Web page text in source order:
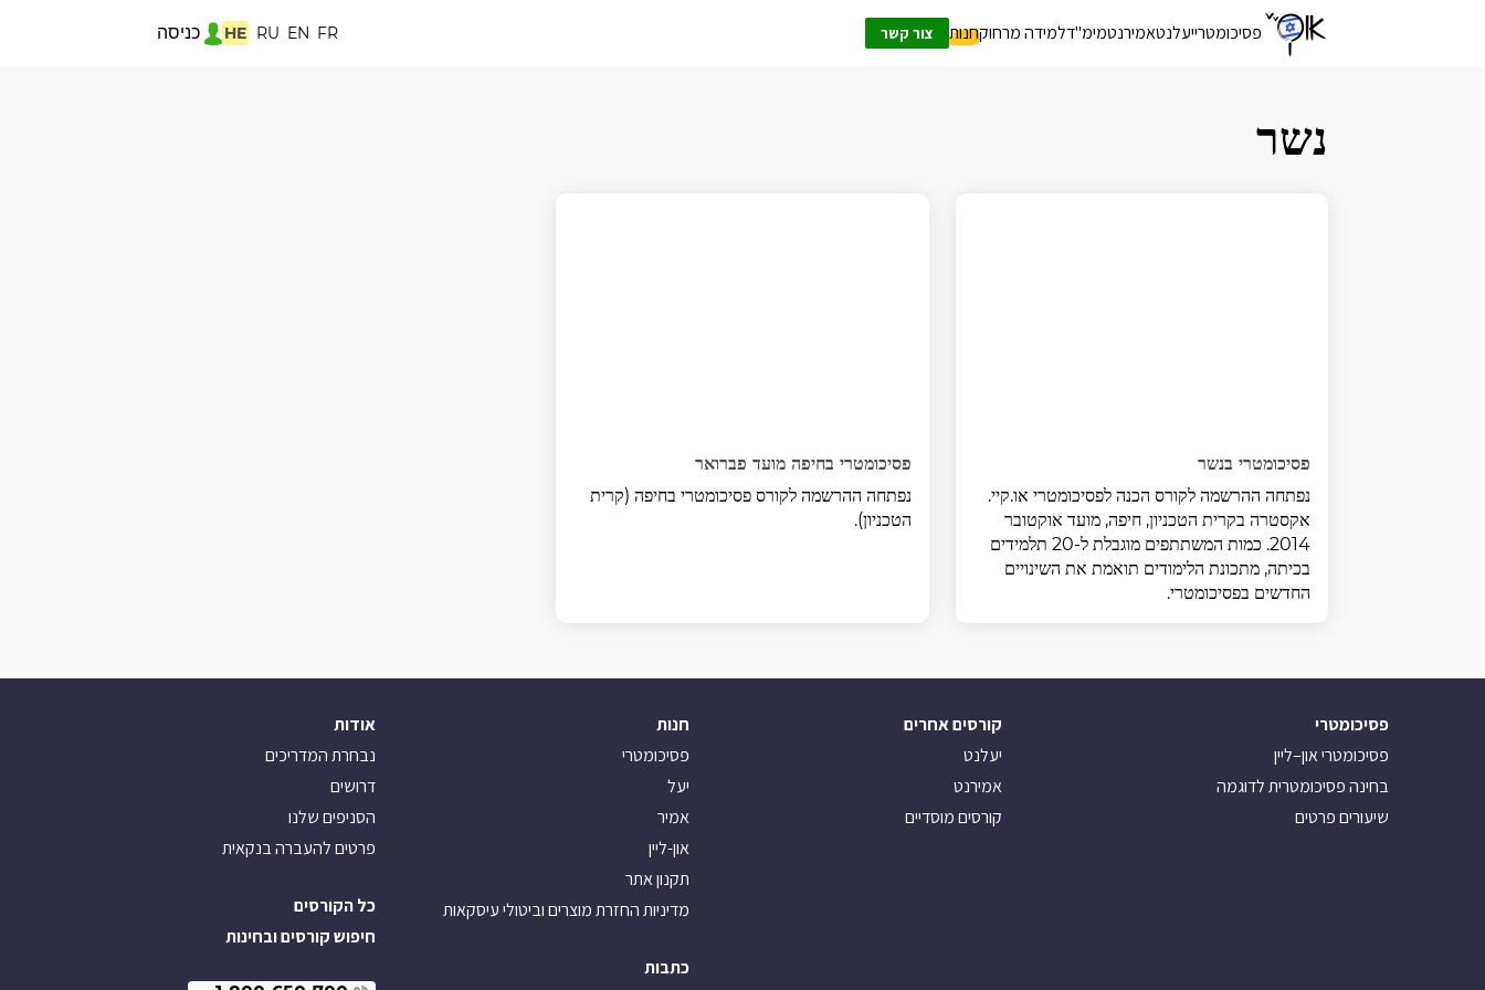
פסיכומטרייעלנטאמירנטמימ"דלמידה מרחוקחנות צור קשר HE RU EN FR כניסה
נשר
פסיכומטרי בנשר
נפתחה ההרשמה לקורס הכנה לפסיכומטרי או.קיי.
אקסטרה בקרית הטכניון, חיפה, מועד אוקטובר
2014. כמות המשתתפים מוגבלת ל-20 תלמידים
בכיתה, מתכונת הלימודים תואמת את השינויים
החדשים בפסיכומטרי.
פסיכומטרי בחיפה מועד פברואר
נפתחה ההרשמה לקורס פסיכומטרי בחיפה (קרית
הטכניון).
פסיכומטרי
פסיכומטרי און–ליין
בחינה פסיכומטרית לדוגמה
שיעורים פרטים
קורסים אחרים
יעלנט
אמירנט
קורסים מוסדיים
חנות
פסיכומטרי
יעל
אמיר
און-ליין
תקנון אתר
מדיניות החזרת מוצרים וביטולי עיסקאות
כתבות
אודות
נבחרת המדריכים
דרושים
הסניפים שלנו
פרטים להעברה בנקאית
כל הקורסים
חיפוש קורסים ובחינות